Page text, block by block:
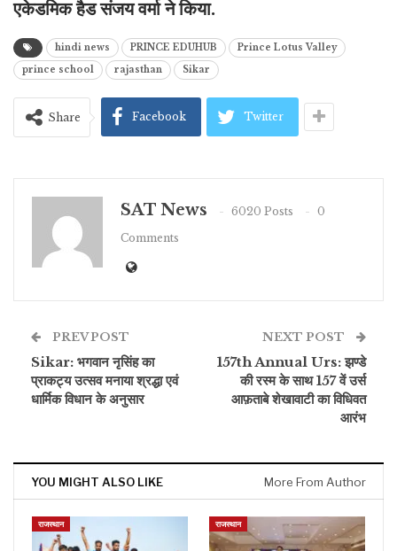
एकेडमिक हैड संजय वर्मा ने किया.
hindi news PRINCE EDUHUB
Prince Lotus Valley
prince school
rajasthan Sikar
Share Facebook Twitter
SAT News 6020 Posts
0
Comments
PREV POST
Sikar: भगवान नृसिंह का
प्राकट्य उत्सव मनाया श्रद्धा एवं
धार्मिक विधान के अनुसार
NEXT POST
157th Annual Urs: झण्डे
की रस्म के साथ 157 वें उर्स
आफ़ताबे शेखावाटी का विधिवत
आरंभ
YOU MIGHT ALSO LIKE More From Author
राजस्थान राजस्थान